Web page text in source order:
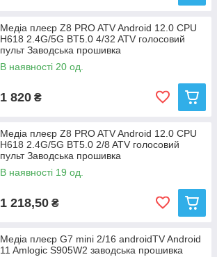
Медіа плеєр Z8 PRO ATV Android 12.0 CPU
H618 2.4G/5G BT5.0 4/32 ATV голосовий
пульт Заводська прошивка
В наявності 20 од.
1 820 ₴
Медіа плеєр Z8 PRO ATV Android 12.0 CPU
H618 2.4G/5G BT5.0 2/8 ATV голосовий
пульт Заводська прошивка
В наявності 19 од.
1 218,50 ₴
Медіа плеєр G7 mini 2/16 androidTV Android
11 Amlogic S905W2 заводська прошивка